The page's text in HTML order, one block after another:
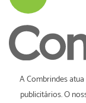
A Combrindes
publicitários. O